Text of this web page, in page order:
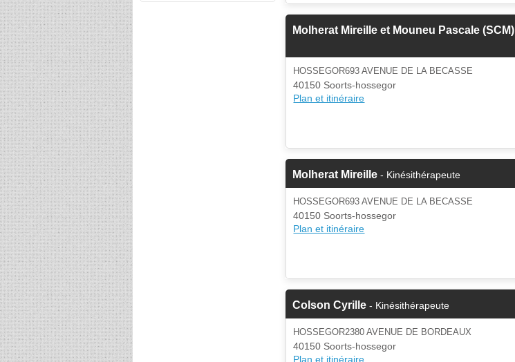
Molherat Mireille et Mouneu Pascale (SCM)
HOSSEGOR693 AVENUE DE LA BECASSE
40150 Soorts-hossegor
Plan et itinéraire
Molherat Mireille - Kinésithérapeute
HOSSEGOR693 AVENUE DE LA BECASSE
40150 Soorts-hossegor
Plan et itinéraire
Colson Cyrille - Kinésithérapeute
HOSSEGOR2380 AVENUE DE BORDEAUX
40150 Soorts-hossegor
Plan et itinéraire